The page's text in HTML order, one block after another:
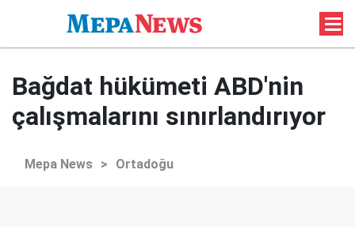
Bağdat hükümeti ABD'nin
çalışmalarını sınırlandırıyor
Mepa News > Ortadoğu